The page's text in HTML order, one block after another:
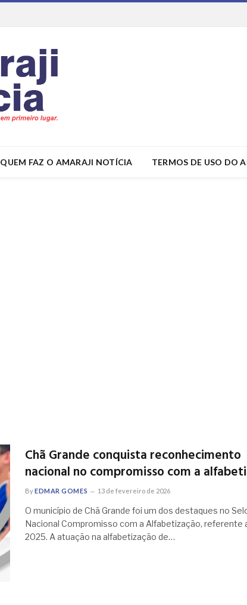
QUEM FAZ O AMARAJI NOTÍCIA TERMOS DE USO DO
Chã Grande conquista reconhecimento
nacional no compromisso com a
ByEDMAR GOMES 13 de fevereiro de 2026
O município de Chã Grande foi um dos destaques no
Nacional Compromisso com a Alfabetização, referente
2025. A atuação na alfabetização de…